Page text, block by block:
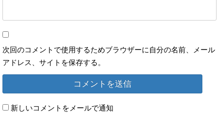
次回のコメントで使用するためブラウザーに自分の名前、メール
アドレス、サイトを保存する。
新しいコメントをメールで通知